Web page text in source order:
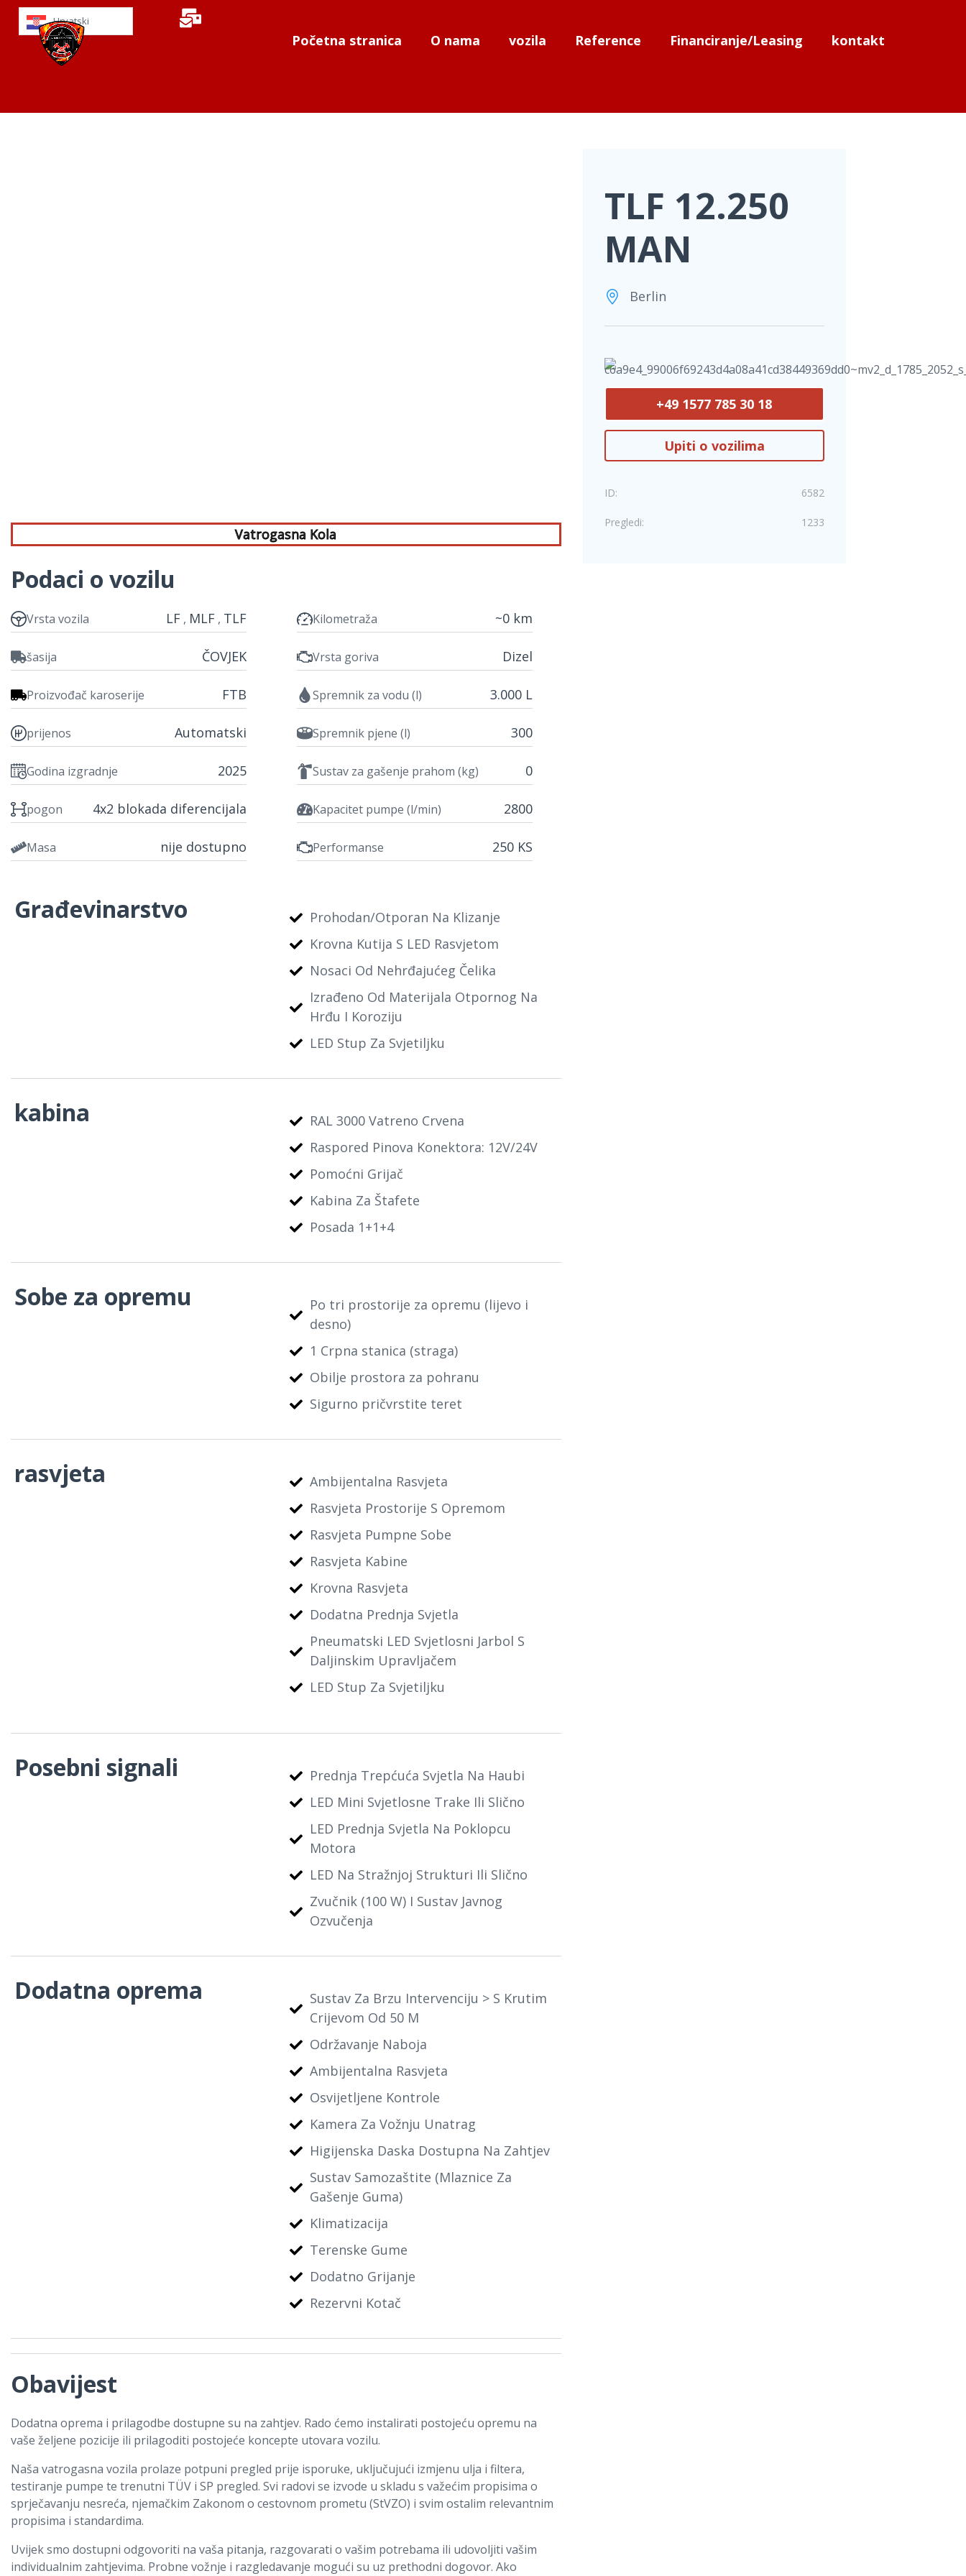
Hrvatski
Početna stranica O nama vozila Reference Financiranje/Leasing kontakt
Vatrogasna Kola
Podaci o vozilu
Vrsta vozila LF , MLF , TLF Kilometraža ~0 km
šasija ČOVJEK Vrsta goriva Dizel
Proizvođač karoserije FTB Spremnik za vodu (l) 3.000 L
prijenos Automatski Spremnik pjene (l) 300
Godina izgradnje 2025 Sustav za gašenje prahom (kg) 0
pogon 4x2 blokada diferencijala Kapacitet pumpe (l/min) 2800
Masa nije dostupno Performanse 250 KS
Građevinarstvo
Prohodan/otporan Na Klizanje
Krovna Kutija S LED Rasvjetom
Nosaci Od Nehrđajućeg Čelika
Izrađeno Od Materijala Otpornog Na
Hrđu I Koroziju
LED Stup Za Svjetiljku
kabina
RAL 3000 Vatreno Crvena
Raspored Pinova Konektora: 12V/24V
Pomoćni Grijač
Kabina Za Štafete
Posada 1+1+4
Sobe za opremu
Po tri prostorije za opremu (lijevo i
desno)
1 Crpna stanica (straga)
Obilje prostora za pohranu
Sigurno pričvrstite teret
rasvjeta
Ambijentalna Rasvjeta
Rasvjeta Prostorije S Opremom
Rasvjeta Pumpne Sobe
Rasvjeta Kabine
Krovna Rasvjeta
Dodatna Prednja Svjetla
Pneumatski LED Svjetlosni Jarbol S
Daljinskim Upravljačem
LED Stup Za Svjetiljku
Posebni signali
Prednja Trepćuća Svjetla Na Haubi
LED Mini Svjetlosne Trake Ili Slično
LED Prednja Svjetla Na Poklopcu
Motora
LED Na Stražnjoj Strukturi Ili Slično
Zvučnik (100 W) I Sustav Javnog
Ozvučenja
Dodatna oprema
Sustav Za Brzu Intervenciju > S Krutim
Crijevom Od 50 M
Održavanje Naboja
Ambijentalna Rasvjeta
Osvijetljene Kontrole
Kamera Za Vožnju Unatrag
Higijenska Daska Dostupna Na Zahtjev
Sustav Samozaštite (mlaznice Za
Gašenje Guma)
Klimatizacija
Terenske Gume
Dodatno Grijanje
Rezervni Kotač
Obavijest
Dodatna oprema i prilagodbe dostupne su na zahtjev. Rado ćemo instalirati postojeću opremu na
vaše željene pozicije ili prilagoditi postojeće koncepte utovara vozilu.
Naša vatrogasna vozila prolaze potpuni pregled prije isporuke, uključujući izmjenu ulja i filtera,
testiranje pumpe te trenutni TÜV i SP pregled. Svi radovi se izvode u skladu s važećim propisima o
sprječavanju nesreća, njemačkim Zakonom o cestovnom prometu (StVZO) i svim ostalim relevantnim
propisima i standardima.
Uvijek smo dostupni odgovoriti na vaša pitanja, razgovarati o vašim potrebama ili udovoljiti vašim
individualnim zahtjevima. Probne vožnje i razgledavanje mogući su uz prethodni dogovor. Ako
TLF 12.250
MAN
Berlin
+49 1577 785 30 18
Upiti o vozilima
ID: 6582
Pregledi: 1233